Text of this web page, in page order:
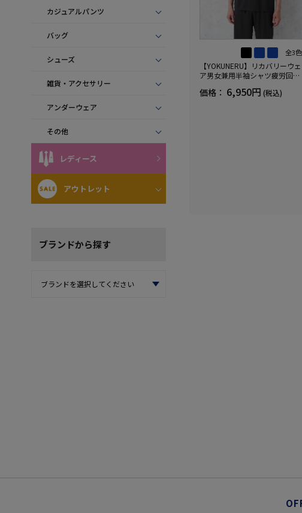
カジュアルパンツ
バッグ
シューズ
雑貨・アクセサリー
アンダーウェア
その他
レディース
アウトレット
ブランドから探す
全3色
【YOKUNERU】リカバリーウェ
ア男女兼用半袖シャツ疲労回復
(R)【一般医療機器】SS～LLサイ
価格： 6,950円 (税込)